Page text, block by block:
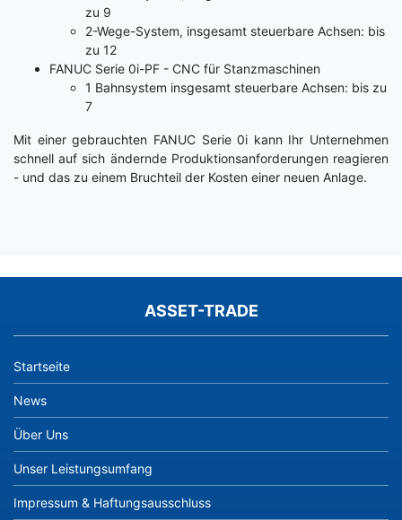
zu 9
2-Wege-System, insgesamt steuerbare Achsen: bis
zu 12
FANUC Serie 0i-PF - CNC für Stanzmaschinen
1 Bahnsystem insgesamt steuerbare Achsen: bis zu
7
Mit einer gebrauchten FANUC Serie 0i kann Ihr Unternehmen
schnell auf sich ändernde Produktionsanforderungen reagieren
- und das zu einem Bruchteil der Kosten einer neuen Anlage.
ASSET-TRADE
Startseite
News
Über Uns
Unser Leistungsumfang
Impressum & Haftungsausschluss